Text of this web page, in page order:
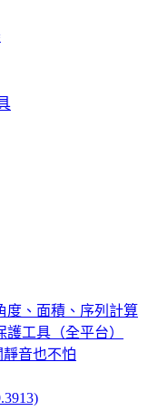
度、面積、序列計算
工具（全平台）
靜音也不怕